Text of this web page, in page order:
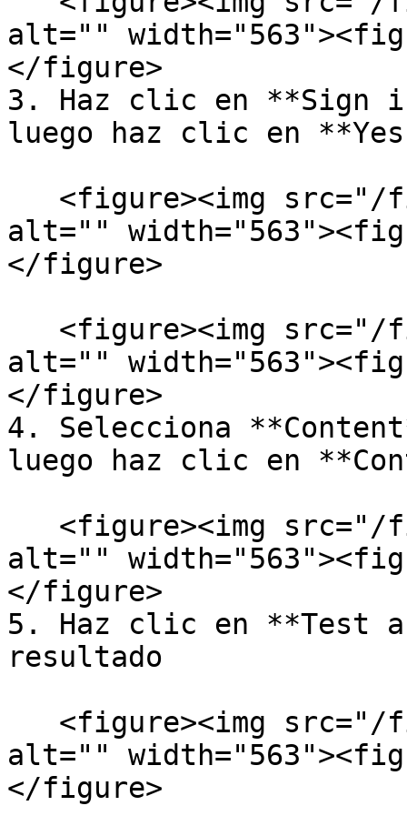
alt=""
</figure>
3. Haz clic en **Sign
luego haz clic en
alt=""
</figure>
alt=""
</figure>
4. Selecciona
luego haz clic en
alt=""
</figure>
5. Haz clic en **Test
resultado
alt=""
</figure>